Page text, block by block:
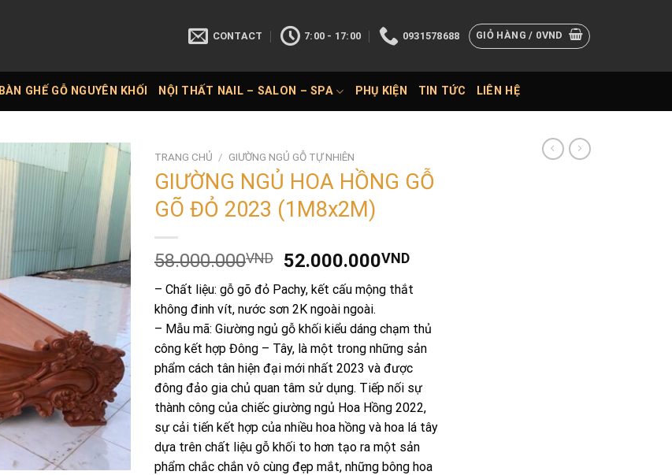
CONTACT 7:00 - 17:00 0931578688 GIỎ HÀNG / 0VND
BÀN GHẾ GỖ NGUYÊN KHỐI NỘI THẤT NAIL – SALON – SPA PHỤ KIỆN TIN TỨC LIÊN HỆ
TRANG CHỦ / GIƯỜNG NGỦ GỖ TỰ NHIÊN
GIƯỜNG NGỦ HOA HỒNG GỖ
GÕ ĐỎ 2023 (1M8x2M)
58.000.000VND
Giá
gốc
là:
58.000.000VND.
52.000.000VNDGiá
tại
52.000.000VND.
– Chất liệu: gỗ gõ đỏ Pachy, kết cấu mộng thắt
không đinh vít, nước sơn 2K ngoài ngoài.
– Mẫu mã: Giường ngủ gỗ khối kiểu dáng chạm thủ
công kết hợp Đông – Tây, là một trong những sản
phẩm cách tân hiện đại mới nhất 2023 và được
đông đảo gia chủ quan tâm sử dụng. Tiếp nối sự
thành công của chiếc giường ngủ Hoa Hồng 2022,
sự cải tiến kết hợp của nhiều hoa hồng và hoa lá tây
dựa trên chất liệu gỗ khối to hơn tạo ra một sản
phẩm chắc chắn vô cùng đẹp mắt, những bông hoa